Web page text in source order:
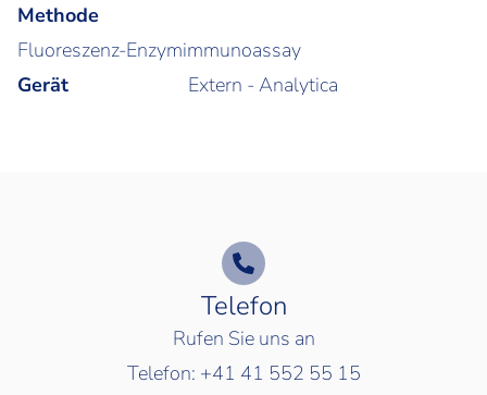
Methode
Fluoreszenz-Enzymimmunoassay
Gerät
Extern - Analytica
Telefon
Rufen Sie uns an
Telefon: +41 41 552 55 15